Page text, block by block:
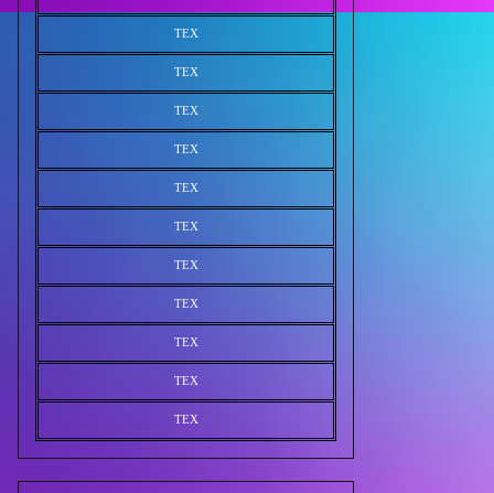
TEX
TEX
TEX
TEX
TEX
TEX
TEX
TEX
TEX
TEX
TEX